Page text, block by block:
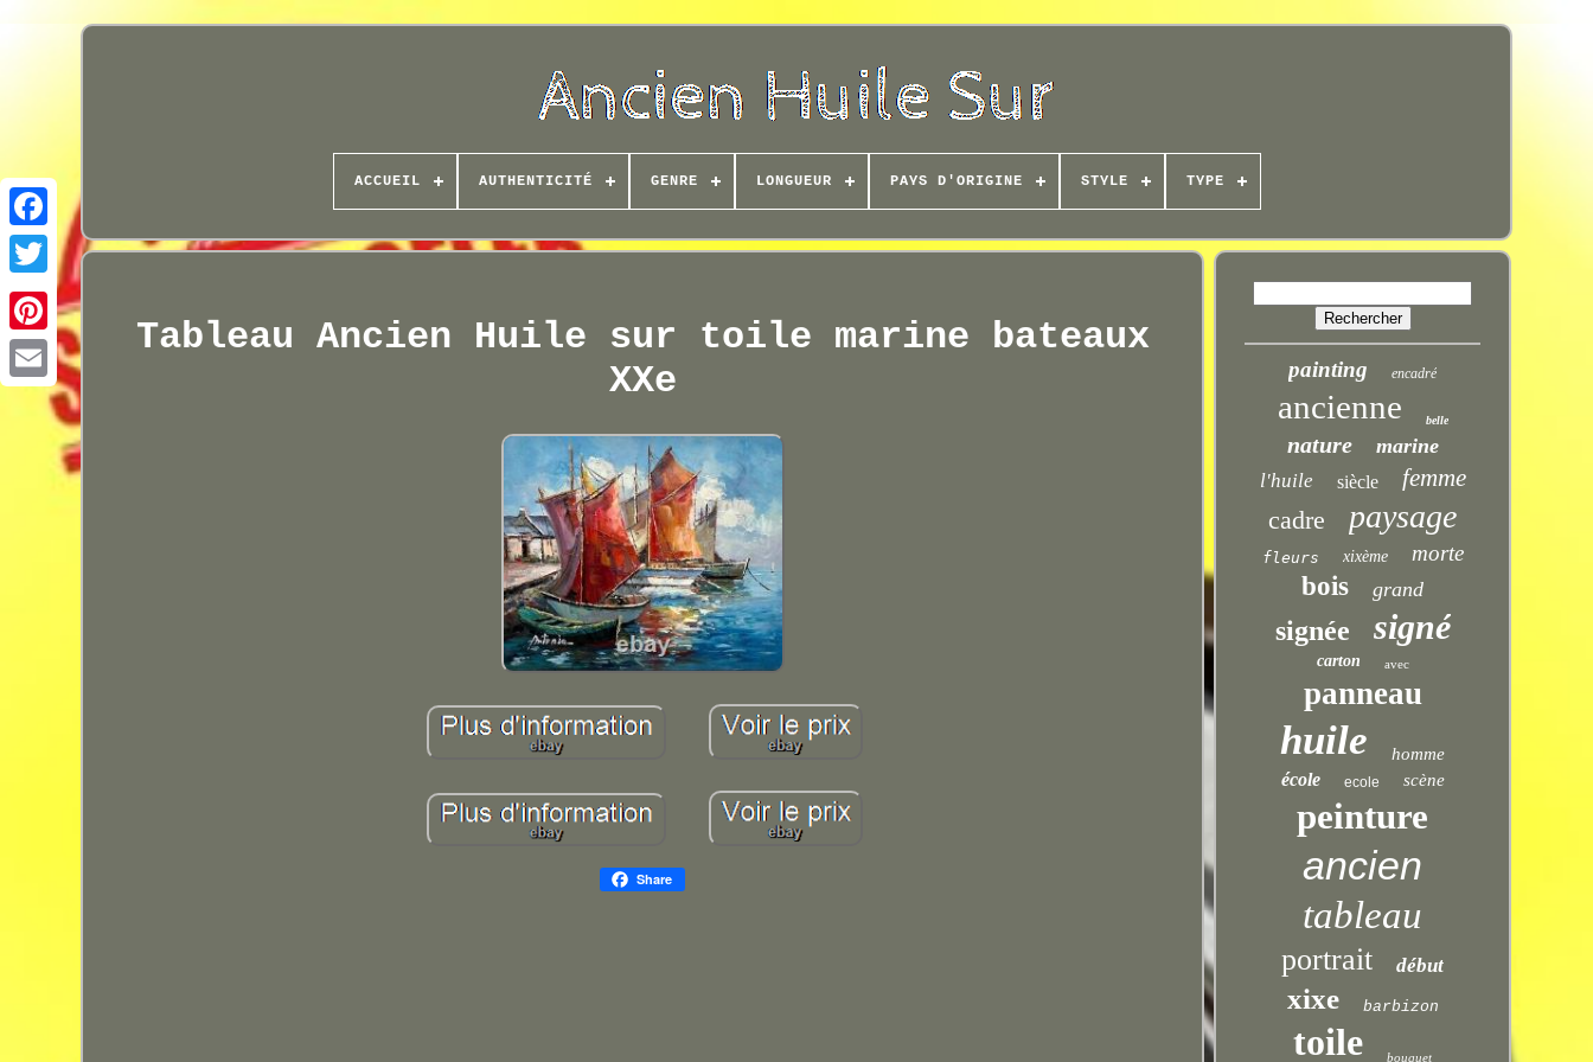
ACCUEIL AUTHENTICITÉ GENRE LONGUEUR PAYS D'ORIGINE STYLE TYPE
Tableau Ancien Huile sur toile marine bateaux
XXe
Share
painting encadré
ancienne belle
nature marine
l'huile siècle femme
cadre paysage
fleurs xixème morte
bois grand
signée signé
carton avec
panneau
huile homme
école ecole scène
peinture
ancien
tableau
portrait début
xixe barbizon
toile bouquet